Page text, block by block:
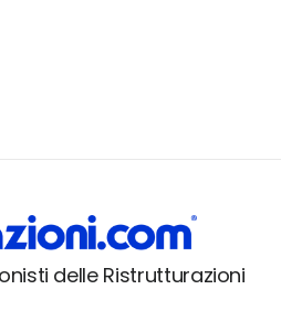
delle Ristrutturazioni